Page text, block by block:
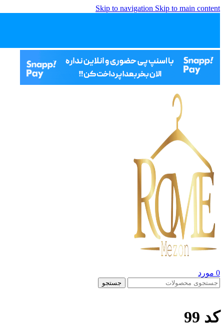
Skip to navigation Skip to main content
0 مورد
جستجو
کد 99